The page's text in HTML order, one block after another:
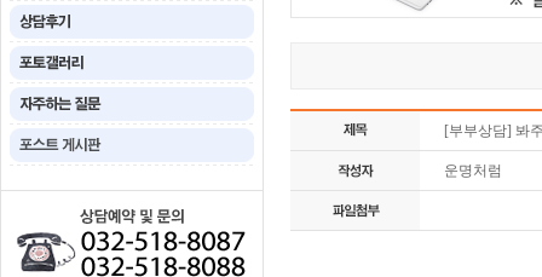
[부부상담] 봐
운명처럼